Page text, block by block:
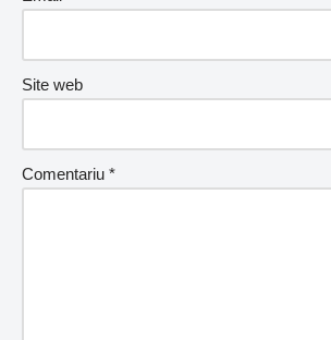
Site web
Comentariu *